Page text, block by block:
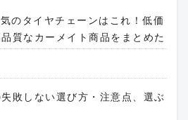
のタイヤチェーンはこれ！低価
質なカーメイト商品をまとめた
敗しない選び方・注意点、選ぶ